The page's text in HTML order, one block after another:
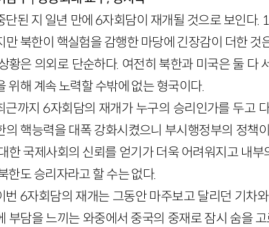
단된 지 일년 만에 6자회담이 재개될 것으로 보인다
만 북한이 핵실험을 감행한 마당에 긴장감이 더한 것
황은 의외로 단순하다. 여전히 북한과 미국은 둘 다
위해 계속 노력할 수밖에 없는 형국이다.
근까지 6자회담의 재개가 누구의 승리인가를 두고
의 핵능력을 대폭 강화시켰으니 부시행정부의 정책
한 국제사회의 신뢰를 얻기가 더욱 어려워지고 내
한도 승리자라고 할 수는 없다.
번 6자회담의 재개는 그동안 마주보고 달리던 기차
부담을 느끼는 와중에서 중국의 중재로 잠시 숨을